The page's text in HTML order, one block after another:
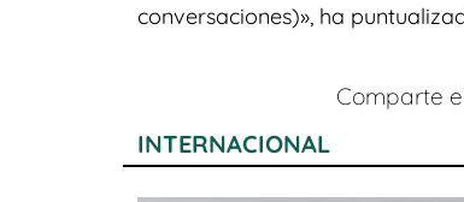
conversaciones)», ha
Comparte
INTERNACIONAL